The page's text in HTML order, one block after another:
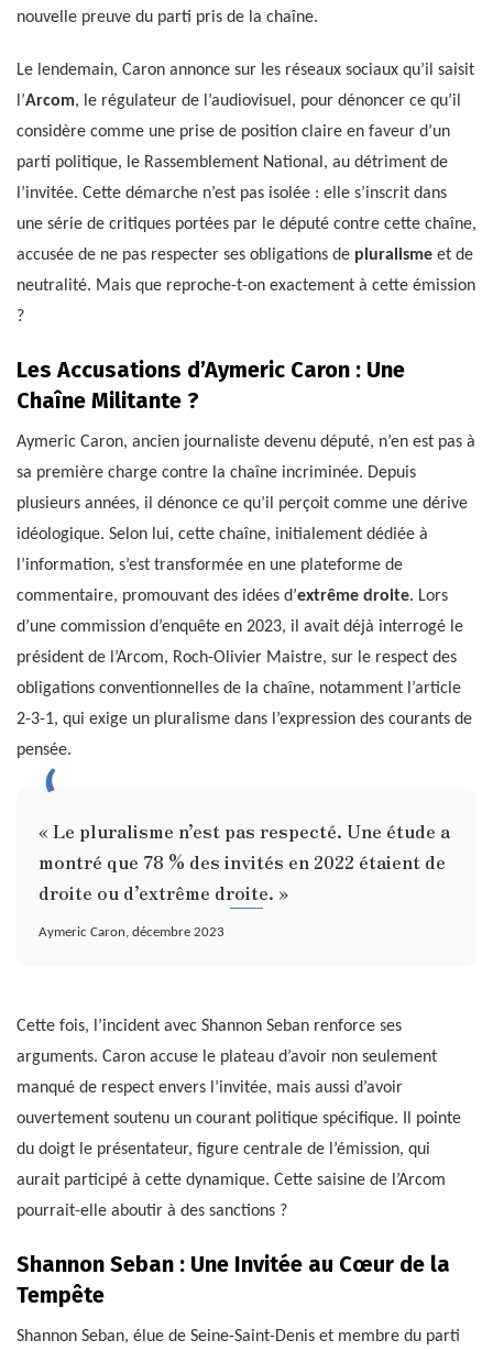
nouvelle preuve du parti pris de la chaîne.
Le lendemain, Caron annonce sur les réseaux sociaux qu’il saisit
l’Arcom, le régulateur de l’audiovisuel, pour dénoncer ce qu’il
considère comme une prise de position claire en faveur d’un
parti politique, le Rassemblement National, au détriment de
l’invitée. Cette démarche n’est pas isolée : elle s’inscrit dans
une série de critiques portées par le député contre cette chaîne,
accusée de ne pas respecter ses obligations de pluralisme et de
neutralité. Mais que reproche-t-on exactement à cette émission
?
Les Accusations d’Aymeric Caron : Une
Chaîne Militante ?
Aymeric Caron, ancien journaliste devenu député, n’en est pas à
sa première charge contre la chaîne incriminée. Depuis
plusieurs années, il dénonce ce qu’il perçoit comme une dérive
idéologique. Selon lui, cette chaîne, initialement dédiée à
l’information, s’est transformée en une plateforme de
commentaire, promouvant des idées d’extrême droite. Lors
d’une commission d’enquête en 2023, il avait déjà interrogé le
président de l’Arcom, Roch-Olivier Maistre, sur le respect des
obligations conventionnelles de la chaîne, notamment l’article
2-3-1, qui exige un pluralisme dans l’expression des courants de
pensée.
« Le pluralisme n’est pas respecté. Une étude a
montré que 78 % des invités en 2022 étaient de
droite ou d’extrême droite. »
Aymeric Caron, décembre 2023
Cette fois, l’incident avec Shannon Seban renforce ses
arguments. Caron accuse le plateau d’avoir non seulement
manqué de respect envers l’invitée, mais aussi d’avoir
ouvertement soutenu un courant politique spécifique. Il pointe
du doigt le présentateur, figure centrale de l’émission, qui
aurait participé à cette dynamique. Cette saisine de l’Arcom
pourrait-elle aboutir à des sanctions ?
Shannon Seban : Une Invitée au Cœur de la
Tempête
Shannon Seban, élue de Seine-Saint-Denis et membre du parti